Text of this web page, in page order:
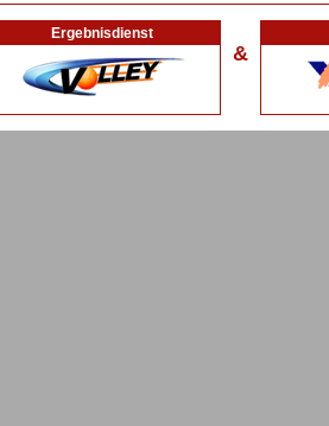
Ergebnisdienst
&